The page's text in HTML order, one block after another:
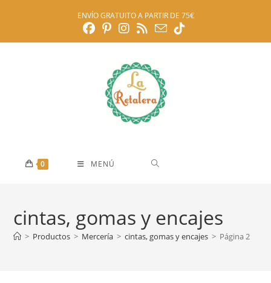
ENVÍO GRATUITO A PARTIR DE 75€
0 MENÚ
cintas, gomas y encajes
> Productos > Mercería > cintas, gomas y encajes > Página 2